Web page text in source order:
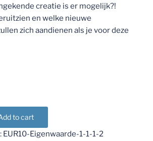
creatie is er mogelijk?!
en welke nieuwe
zich aandienen als je voor deze
to cart
EUR10-Eigenwaarde-1-1-1-2